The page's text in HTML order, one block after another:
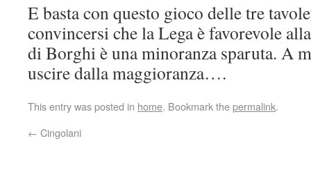
E basta con questo gioco delle tre
convincersi che la Lega è favorevole
di Borghi è una minoranza sparuta. A
uscire dalla maggioranza….
This entry was posted in home. Bookmark thepermalink.
← Cingolani